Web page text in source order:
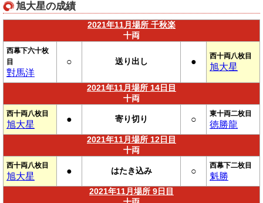
旭大星の成績
2021年11月場所 千秋楽
十両
西幕下六十枚
目
對馬洋
○ 送り出し ●
西十両八枚目
旭大星
2021年11月場所 14日目
十両
西十両八枚目
旭大星
● 寄り切り ○
東十両二枚目
徳勝龍
2021年11月場所 12日目
十両
西十両八枚目
旭大星
● はたき込み ○
西幕下二枚目
魁勝
2021年11月場所 9日目